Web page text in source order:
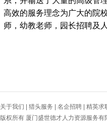
高效的服务理念为广大的院
师，幼教老师，园长招聘及
关于我们 猎头服务 名企招聘
精英求
版权所有 厦门盛世德才人力资源服务